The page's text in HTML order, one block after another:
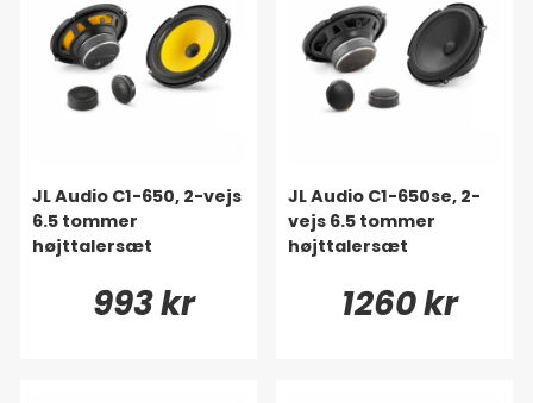
JL Audio C1-650, 2-vejs
6.5 tommer
højttalersæt
993 kr
JL Audio C1-650se, 2-
vejs 6.5 tommer
højttalersæt
1260 kr